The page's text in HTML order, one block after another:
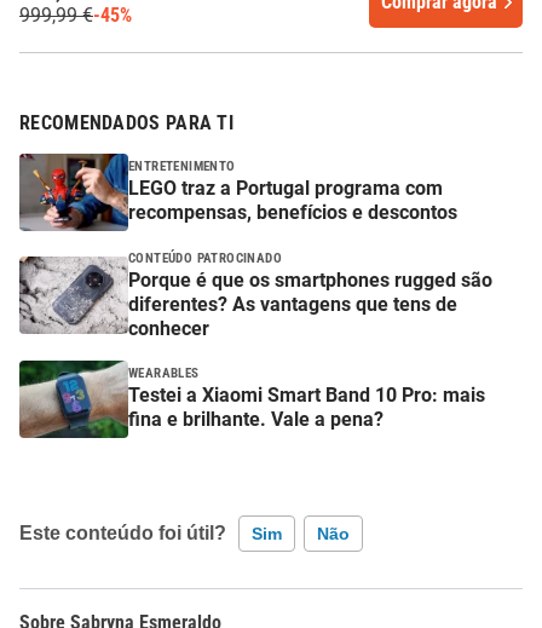
999,99 €-45%
RECOMENDADOS PARA TI
ENTRETENIMENTO
LEGO traz a Portugal programa com
recompensas, benefícios e descontos
CONTEÚDO PATROCINADO
Porque é que os smartphones rugged são
diferentes? As vantagens que tens de
conhecer
WEARABLES
Testei a Xiaomi Smart Band 10 Pro: mais
fina e brilhante. Vale a pena?
Este conteúdo foi útil? Sim Não
Sabryna Esmeraldo